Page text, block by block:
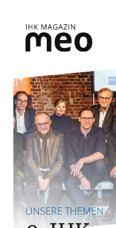
IHK Magazin meo
UNSERE THEMEN